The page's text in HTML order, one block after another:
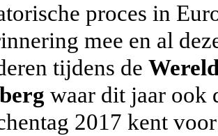
proces in
mee en al
tijdens de
waar dit jaar ook
2017 kent